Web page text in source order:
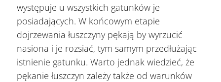
występuje u wszystkich gatunków je
posiadających. W końcowym etapie
dojrzewania łuszczyny pękają by wyrzucić
nasiona i je rozsiać, tym samym przedłużając
istnienie gatunku. Warto jednak wiedzieć, że
pękanie łuszczyn zależy także od warunków